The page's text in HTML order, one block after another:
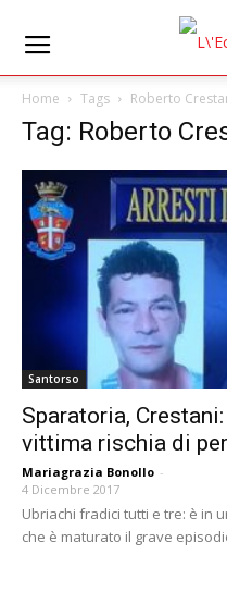
Home Tags Roberto
Tag: Roberto
Santorso
Sparatoria,
vittima rischia di
Mariagrazia Bonollo -
4 Dicembre 2017
Ubriachi fradici tutti e tre: è in
che è maturato il grave